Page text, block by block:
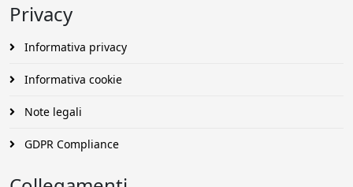
Privacy
Informativa privacy
Informativa cookie
Note legali
GDPR Compliance